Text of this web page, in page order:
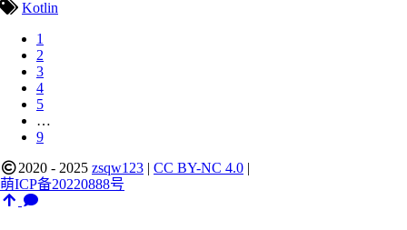
Kotlin
1
2
3
4
5
…
9
2020 - 2025 zsqw123 | CC BY-NC 4.0 |
萌ICP备20220888号